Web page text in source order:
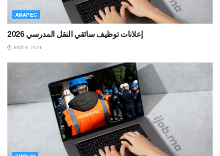
ANAPEC
إعلانات توظيف سائقي النقل المدرسي 2026
août 8, 2026